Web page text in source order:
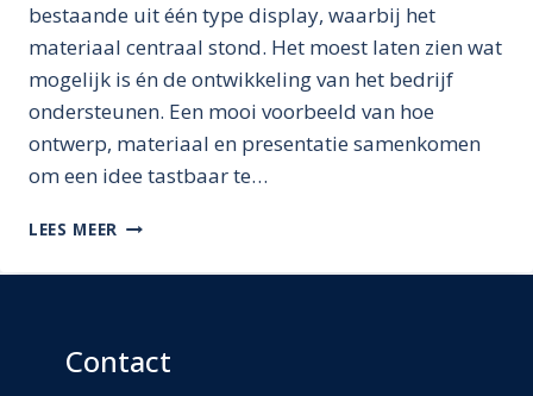
bestaande uit één type display, waarbij het
materiaal centraal stond. Het moest laten zien wat
mogelijk is én de ontwikkeling van het bedrijf
ondersteunen. Een mooi voorbeeld van hoe
ontwerp, materiaal en presentatie samenkomen
om een idee tastbaar te…
LEES MEER VAN
NAAR
WERKT
HET
Contact